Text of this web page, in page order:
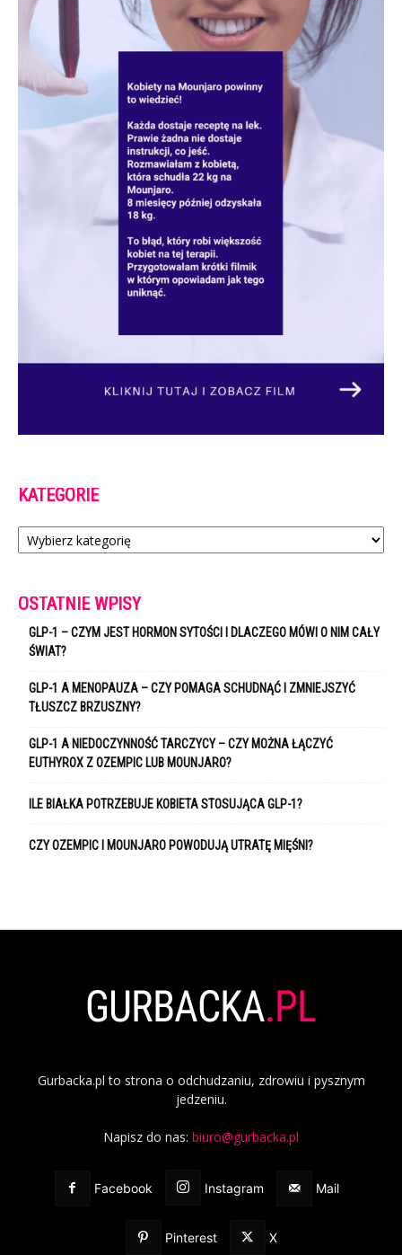
KATEGORIE
Kategorie
OSTATNIE WPISY
GLP-1 – CZYM JEST HORMON SYTOŚCI I DLACZEGO MÓWI O NIM CAŁY
ŚWIAT?
GLP-1 A MENOPAUZA – CZY POMAGA SCHUDNĄĆ I ZMNIEJSZYĆ
TŁUSZCZ BRZUSZNY?
GLP-1 A NIEDOCZYNNOŚĆ TARCZYCY – CZY MOŻNA ŁĄCZYĆ
EUTHYROX Z OZEMPIC LUB MOUNJARO?
ILE BIAŁKA POTRZEBUJE KOBIETA STOSUJĄCA GLP-1?
CZY OZEMPIC I MOUNJARO POWODUJĄ UTRATĘ MIĘŚNI?
Gurbacka.pl to strona o odchudzaniu, zdrowiu i pysznym
jedzeniu.
Napisz do nas: biuro@gurbacka.pl
Facebook Instagram Mail
Pinterest X